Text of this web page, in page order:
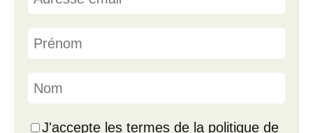
J'accepte les termes de la politique de